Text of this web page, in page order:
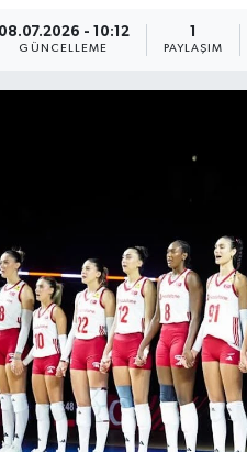
08.07.2026 - 10:12
GÜNCELLEME
1
PAYLAŞIM